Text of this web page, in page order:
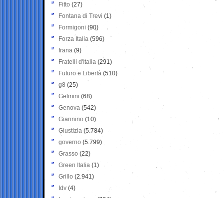
Fitto (27)
Fontana di Trevi (1)
Formigoni (90)
Forza Italia (596)
frana (9)
Fratelli d'Italia (291)
Futuro e Libertà (510)
g8 (25)
Gelmini (68)
Genova (542)
Giannino (10)
Giustizia (5.784)
governo (5.799)
Grasso (22)
Green Italia (1)
Grillo (2.941)
Idv (4)